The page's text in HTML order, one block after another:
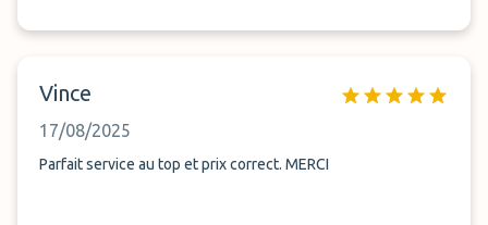
Vince
17/08/2025
Parfait service au top et prix correct. MERCI